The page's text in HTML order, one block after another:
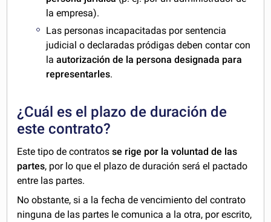
la empresa).
Las personas incapacitadas por sentencia
judicial o declaradas pródigas deben contar con
laautorización de la persona designada para
representarles.
¿Cuál es el plazo de duración de
este contrato?
Este tipo de contratos se rige por la voluntad de las
partes, por lo que el plazo de duración será el pactado
entre las partes.
No obstante, si a la fecha de vencimiento del contrato
ninguna de las partes le comunica a la otra, por escrito,